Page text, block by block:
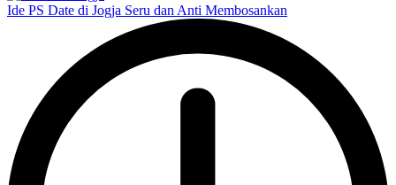
Ide PS Date di Jogja Seru dan Anti Membosankan